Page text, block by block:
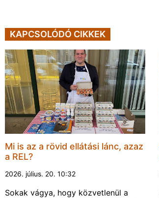
KAPCSOLÓDÓ CIKKEK
Mi is az a rövid ellátási lánc, azaz
a REL?
2026. július. 20. 10:32
Sokak vágya, hogy közvetlenül a